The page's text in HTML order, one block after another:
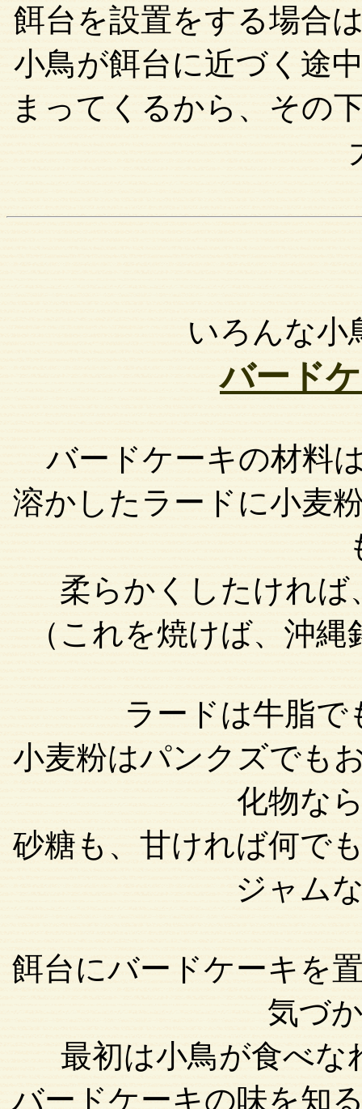
餌台を設置をする場合
小鳥が餌台に近づく途
まってくるから、その
いろんな小
バード
バードケーキの材料
溶かしたラードに小麦
柔らかくしたければ
（これを焼けば、沖
ラードは牛脂で
小麦粉はパンクズでも
化物な
砂糖も、甘ければ何で
ジャム
餌台にバードケーキを
気づ
最初は小鳥が食べな
バードケーキの味を知